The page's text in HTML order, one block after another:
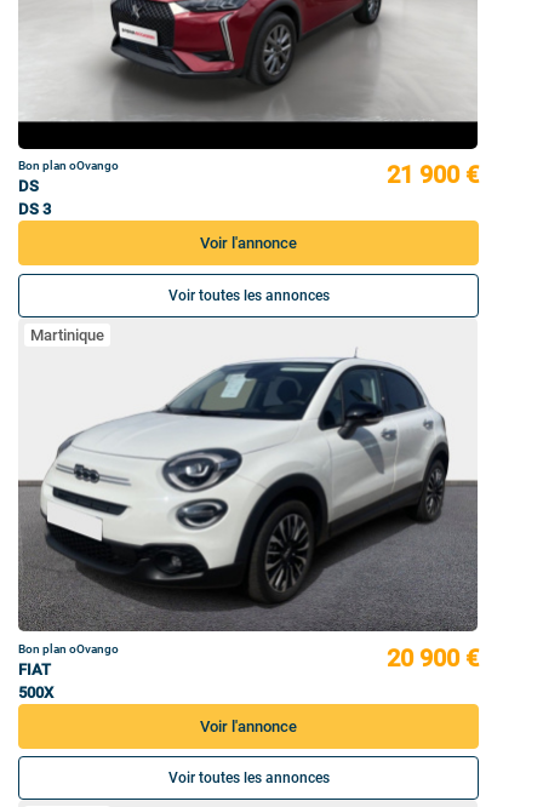
Bon plan oOvango
DS
DS 3
21 900 €
Voir l'annonce
Voir toutes les annonces
Martinique
Bon plan oOvango
FIAT
500X
20 900 €
Voir l'annonce
Voir toutes les annonces